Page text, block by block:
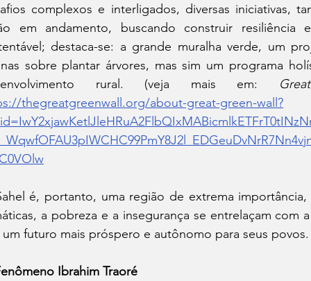
complexos e interligados, diversas iniciativas,
em andamento, buscando construir resiliência
destaca-se: a grande muralha verde, um
sobre plantar árvores, mas sim um programa
rural. (veja mais em:
thegreatgreenwall.org/about-great-green-wall?
é, portanto, uma região de extrema
a pobreza e a insegurança se entrelaçam com
futuro mais próspero e autônomo para seus povos.
Ibrahim Traoré